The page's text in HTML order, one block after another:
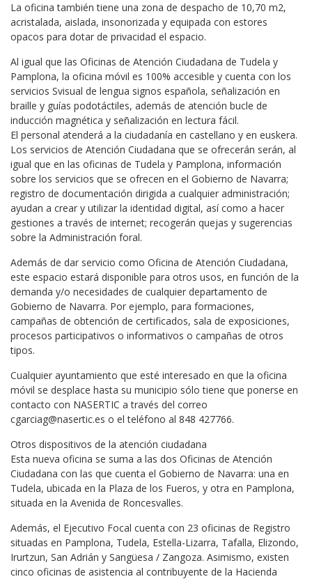
La oficina también tiene una zona de despacho de 10,70 m2,
acristalada, aislada, insonorizada y equipada con estores
opacos para dotar de privacidad el espacio.
Al igual que las Oficinas de Atención Ciudadana de Tudela y
Pamplona, la oficina móvil es 100% accesible y cuenta con los
servicios Svisual de lengua signos española, señalización en
braille y guías podotáctiles, además de atención bucle de
inducción magnética y señalización en lectura fácil.
El personal atenderá a la ciudadanía en castellano y en euskera.
Los servicios de Atención Ciudadana que se ofrecerán serán, al
igual que en las oficinas de Tudela y Pamplona, información
sobre los servicios que se ofrecen en el Gobierno de Navarra;
registro de documentación dirigida a cualquier administración;
ayudan a crear y utilizar la identidad digital, así como a hacer
gestiones a través de internet; recogerán quejas y sugerencias
sobre la Administración foral.
Además de dar servicio como Oficina de Atención Ciudadana,
este espacio estará disponible para otros usos, en función de la
demanda y/o necesidades de cualquier departamento de
Gobierno de Navarra. Por ejemplo, para formaciones,
campañas de obtención de certificados, sala de exposiciones,
procesos participativos o informativos o campañas de otros
tipos.
Cualquier ayuntamiento que esté interesado en que la oficina
móvil se desplace hasta su municipio sólo tiene que ponerse en
contacto con NASERTIC a través del correo
cgarciag@nasertic.es o el teléfono al 848 427766.
Otros dispositivos de la atención ciudadana
Esta nueva oficina se suma a las dos Oficinas de Atención
Ciudadana con las que cuenta el Gobierno de Navarra: una en
Tudela, ubicada en la Plaza de los Fueros, y otra en Pamplona,
situada en la Avenida de Roncesvalles.
Además, el Ejecutivo Focal cuenta con 23 oficinas de Registro
situadas en Pamplona, Tudela, Estella-Lizarra, Tafalla, Elizondo,
Irurtzun, San Adrián y Sangüesa / Zangoza. Asimismo, existen
cinco oficinas de asistencia al contribuyente de la Hacienda